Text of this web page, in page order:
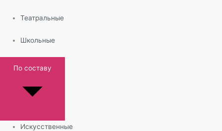
Театральные
Школьные
По составу
Искусственные